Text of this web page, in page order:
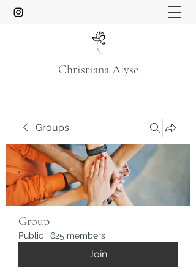
Christiana Alyse
Groups
Group
Public · 625 members
Join